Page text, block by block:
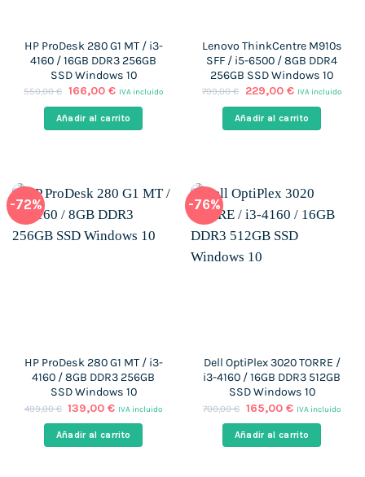
HP ProDesk 280 G1 MT / i3-
4160 / 16GB DDR3 256GB
SSD Windows 10
550,00€ El
original
era:
166,00 €El
actual
es:
IVA incluido
Añadir al carrito
Lenovo ThinkCentre M910s
SFF / i5-6500 / 8GB DDR4
256GB SSD Windows 10
799,00€
El
original
era:
229,00 €El
actual
es:
IVA incluido
Añadir al carrito
-72%
HP ProDesk 280 G1 MT / i3-
4160 / 8GB DDR3 256GB
SSD Windows 10
499,00€ El
original
era:
139,00€El
actual
es:
IVA incluido
Añadir al carrito
-76%
Dell OptiPlex 3020 TORRE /
i3-4160 / 16GB DDR3 512GB
SSD Windows 10
700,00€ El
original
era:
165,00 €El
actual
es:
IVA incluido
Añadir al carrito